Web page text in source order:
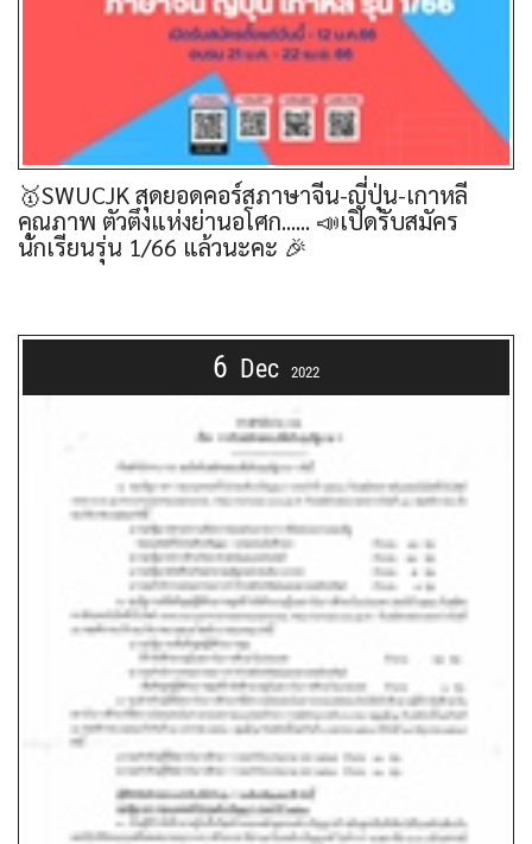
🥇SWUCJK สุดยอดคอร์สภาษาจีน-ญี่ปุ่น-เกาหลี
คุณภาพ ตัวตึงแห่งย่านอโศก...... 📣เปิดรับสมัคร
นักเรียนรุ่น 1/66 แล้วนะคะ 🎉
6 Dec 2022